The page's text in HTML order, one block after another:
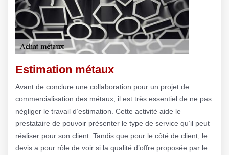
Estimation métaux
Avant de conclure une collaboration pour un projet de
commercialisation des métaux, il est très essentiel de ne pas
négliger le travail d’estimation. Cette activité aide le
prestataire de pouvoir présenter le type de service qu’il peut
réaliser pour son client. Tandis que pour le côté de client, le
devis a pour rôle de voir si la qualité d’offre proposée par le